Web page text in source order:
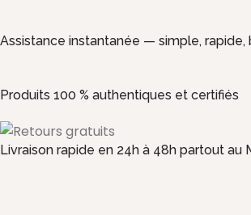
Assistance instantanée — simple, rapide,
Produits 100 % authentiques et certifiés
Livraison rapide en 24h à 48h partout au